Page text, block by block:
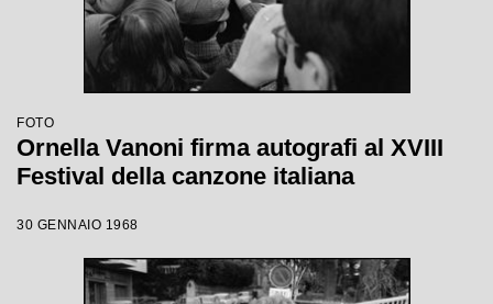
FOTO
Ornella Vanoni firma autografi al XVIII
Festival della canzone italiana
30 GENNAIO 1968